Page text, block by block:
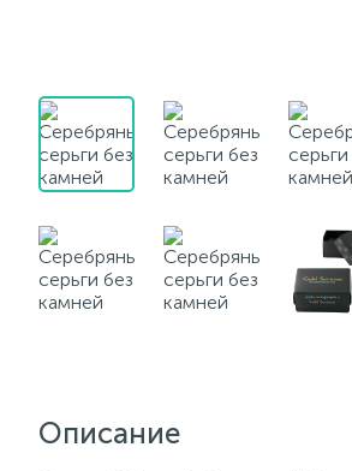
Описание